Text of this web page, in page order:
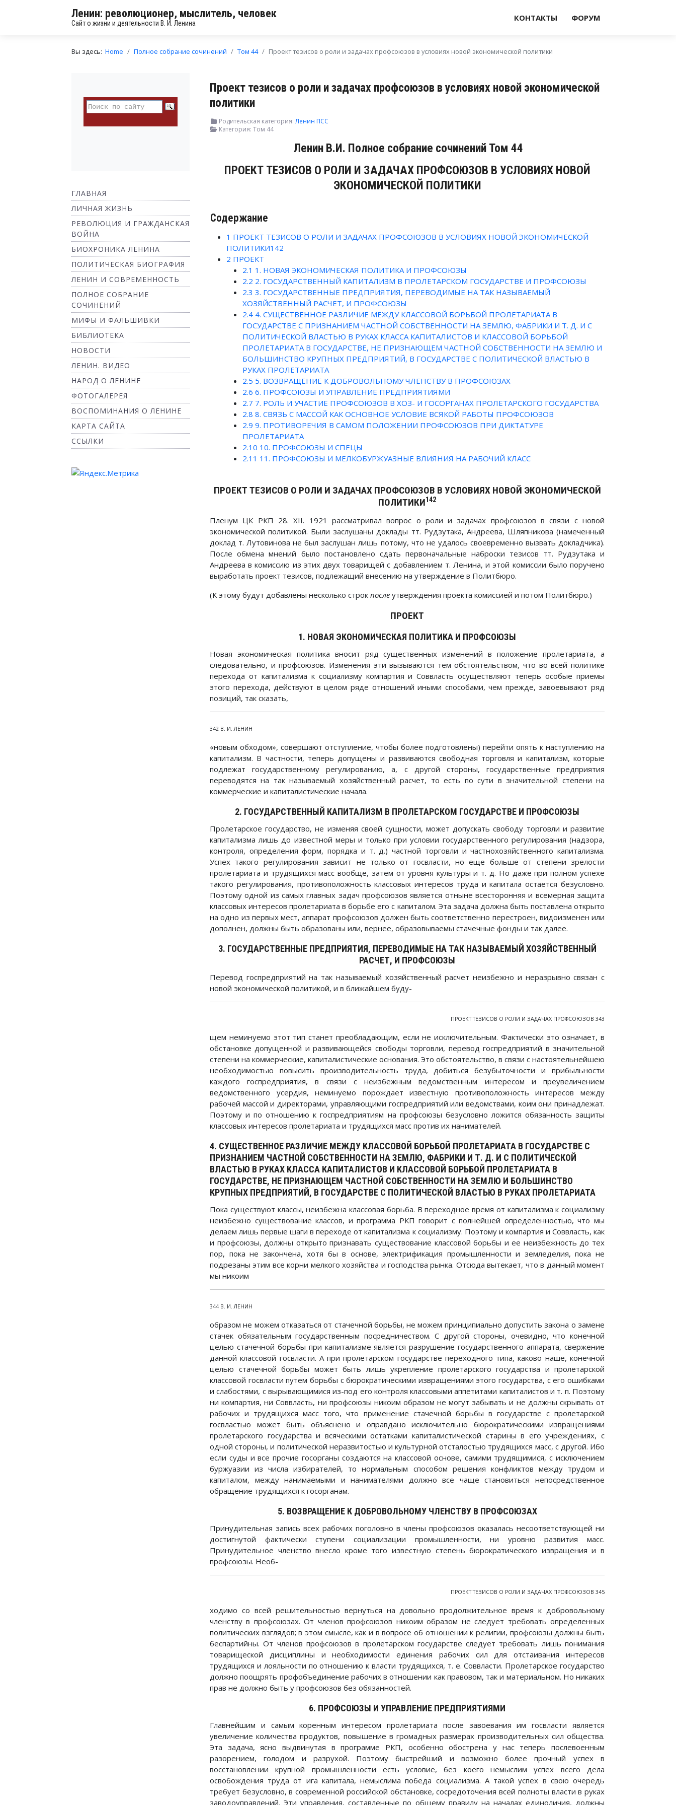
Ленин: революционер, мыслитель, человек
Сайт о жизни и деятельности В. И. Ленина
КОНТАКТЫ ФОРУМ
Вы здесь: Home Полное собрание сочинений Том 44 Проект тезисов о роли и задачах профсоюзов в условиях новой экономической политики
ГЛАВНАЯ
ЛИЧНАЯ ЖИЗНЬ
РЕВОЛЮЦИЯ И ГРАЖДАНСКАЯ
ВОЙНА
БИОХРОНИКА ЛЕНИНА
ПОЛИТИЧЕСКАЯ БИОГРАФИЯ
ЛЕНИН И СОВРЕМЕННОСТЬ
ПОЛНОЕ СОБРАНИЕ
СОЧИНЕНИЙ
МИФЫ И ФАЛЬШИВКИ
БИБЛИОТЕКА
НОВОСТИ
ЛЕНИН. ВИДЕО
НАРОД О ЛЕНИНЕ
ФОТОГАЛЕРЕЯ
ВОСПОМИНАНИЯ О ЛЕНИНЕ
КАРТА САЙТА
ССЫЛКИ
Проект тезисов о роли и задачах профсоюзов в условиях новой экономической
политики
Родительская категория:Ленин ПСС
Категория: Том 44
Ленин В.И. Полное собрание сочинений Том 44
ПРОЕКТ ТЕЗИСОВ О РОЛИ И ЗАДАЧАХ ПРОФСОЮЗОВ В УСЛОВИЯХ НОВОЙ
ЭКОНОМИЧЕСКОЙ ПОЛИТИКИ
Содержание
1 ПРОЕКТ ТЕЗИСОВ О РОЛИ И ЗАДАЧАХ ПРОФСОЮЗОВ В УСЛОВИЯХ НОВОЙ ЭКОНОМИЧЕСКОЙ
ПОЛИТИКИ142
2 ПРОЕКТ
2.1 1. НОВАЯ ЭКОНОМИЧЕСКАЯ ПОЛИТИКА И ПРОФСОЮЗЫ
2.2 2. ГОСУДАРСТВЕННЫЙ КАПИТАЛИЗМ В ПРОЛЕТАРСКОМ ГОСУДАРСТВЕ И ПРОФСОЮЗЫ
2.3 3. ГОСУДАРСТВЕННЫЕ ПРЕДПРИЯТИЯ, ПЕРЕВОДИМЫЕ НА ТАК НАЗЫВАЕМЫЙ
ХОЗЯЙСТВЕННЫЙ РАСЧЕТ, И ПРОФСОЮЗЫ
2.4 4. СУЩЕСТВЕННОЕ РАЗЛИЧИЕ МЕЖДУ КЛАССОВОЙ БОРЬБОЙ ПРОЛЕТАРИАТА В
ГОСУДАРСТВЕ С ПРИЗНАНИЕМ ЧАСТНОЙ СОБСТВЕННОСТИ НА ЗЕМЛЮ, ФАБРИКИ И Т. Д. И С
ПОЛИТИЧЕСКОЙ ВЛАСТЬЮ В РУКАХ КЛАССА КАПИТАЛИСТОВ И КЛАССОВОЙ БОРЬБОЙ
ПРОЛЕТАРИАТА В ГОСУДАРСТВЕ, НЕ ПРИЗНАЮЩЕМ ЧАСТНОЙ СОБСТВЕННОСТИ НА ЗЕМЛЮ И
БОЛЬШИНСТВО КРУПНЫХ ПРЕДПРИЯТИЙ, В ГОСУДАРСТВЕ С ПОЛИТИЧЕСКОЙ ВЛАСТЬЮ В
РУКАХ ПРОЛЕТАРИАТА
2.5 5. ВОЗВРАЩЕНИЕ К ДОБРОВОЛЬНОМУ ЧЛЕНСТВУ В ПРОФСОЮЗАХ
2.6 6. ПРОФСОЮЗЫ И УПРАВЛЕНИЕ ПРЕДПРИЯТИЯМИ
2.7 7. РОЛЬ И УЧАСТИЕ ПРОФСОЮЗОВ В ХОЗ- И ГОСОРГАНАХ ПРОЛЕТАРСКОГО ГОСУДАРСТВА
2.8 8. СВЯЗЬ С МАССОЙ КАК ОСНОВНОЕ УСЛОВИЕ ВСЯКОЙ РАБОТЫ ПРОФСОЮЗОВ
2.9 9. ПРОТИВОРЕЧИЯ В САМОМ ПОЛОЖЕНИИ ПРОФСОЮЗОВ ПРИ ДИКТАТУРЕ
ПРОЛЕТАРИАТА
2.10 10. ПРОФСОЮЗЫ И СПЕЦЫ
2.11 11. ПРОФСОЮЗЫ И МЕЛКОБУРЖУАЗНЫЕ ВЛИЯНИЯ НА РАБОЧИЙ КЛАСС
ПРОЕКТ ТЕЗИСОВ О РОЛИ И ЗАДАЧАХ ПРОФСОЮЗОВ В УСЛОВИЯХ НОВОЙ ЭКОНОМИЧЕСКОЙ
ПОЛИТИКИ142
Пленум ЦК РКП 28. XII. 1921 рассматривал вопрос о роли и задачах профсоюзов в связи с новой
экономической политикой. Были заслушаны доклады тт. Рудзутака, Андреева, Шляпникова (намеченный
доклад т. Лутовинова не был заслушан лишь потому, что не удалось своевременно вызвать докладчика).
После обмена мнений было постановлено сдать первоначальные наброски тезисов тт. Рудзутака и
Андреева в комиссию из этих двух товарищей с добавлением т. Ленина, и этой комиссии было поручено
выработать проект тезисов, подлежащий внесению на утверждение в Политбюро.
(К этому будут добавлены несколько строк после утверждения проекта комиссией и потом Политбюро.)
ПРОЕКТ
1. НОВАЯ ЭКОНОМИЧЕСКАЯ ПОЛИТИКА И ПРОФСОЮЗЫ
Новая экономическая политика вносит ряд существенных изменений в положение пролетариата, а
следовательно, и профсоюзов. Изменения эти вызываются тем обстоятельством, что во всей политике
перехода от капитализма к социализму компартия и Соввласть осуществляют теперь особые приемы
этого перехода, действуют в целом ряде отношений иными способами, чем прежде, завоевывают ряд
позиций, так сказать,
342 В. И. ЛЕНИН
«новым обходом», совершают отступление, чтобы более подготовлены) перейти опять к наступлению на
капитализм. В частности, теперь допущены и развиваются свободная торговля и капитализм, которые
подлежат государственному регулированию, а, с другой стороны, государственные предприятия
переводятся на так называемый хозяйственный расчет, то есть по сути в значительной степени на
коммерческие и капиталистические начала.
2. ГОСУДАРСТВЕННЫЙ КАПИТАЛИЗМ В ПРОЛЕТАРСКОМ ГОСУДАРСТВЕ И ПРОФСОЮЗЫ
Пролетарское государство, не изменяя своей сущности, может допускать свободу торговли и развитие
капитализма лишь до известной меры и только при условии государственного регулирования (надзора,
контроля, определения форм, порядка и т. д.) частной торговли и частнохозяйственного капитализма.
Успех такого регулирования зависит не только от госвласти, но еще больше от степени зрелости
пролетариата и трудящихся масс вообще, затем от уровня культуры и т. д. Но даже при полном успехе
такого регулирования, противоположность классовых интересов труда и капитала остается безусловно.
Поэтому одной из самых главных задач профсоюзов является отныне всесторонняя и всемерная защита
классовых интересов пролетариата в борьбе его с капиталом. Эта задача должна быть поставлена открыто
на одно из первых мест, аппарат профсоюзов должен быть соответственно перестроен, видоизменен или
дополнен, должны быть образованы или, вернее, образовываемы стачечные фонды и так далее.
3. ГОСУДАРСТВЕННЫЕ ПРЕДПРИЯТИЯ, ПЕРЕВОДИМЫЕ НА ТАК НАЗЫВАЕМЫЙ ХОЗЯЙСТВЕННЫЙ
РАСЧЕТ, И ПРОФСОЮЗЫ
Перевод госпредприятий на так называемый хозяйственный расчет неизбежно и неразрывно связан с
новой экономической политикой, и в ближайшем буду-
ПРОЕКТ ТЕЗИСОВ О РОЛИ И ЗАДАЧАХ ПРОФСОЮЗОВ 343
щем неминуемо этот тип станет преобладающим, если не исключительным. Фактически это означает, в
обстановке допущенной и развивающейся свободы торговли, перевод госпредприятий в значительной
степени на коммерческие, капиталистические основания. Это обстоятельство, в связи с настоятельнейшею
необходимостью повысить производительность труда, добиться безубыточности и прибыльности
каждого госпредприятия, в связи с неизбежным ведомственным интересом и преувеличением
ведомственного усердия, неминуемо порождает известную противоположность интересов между
рабочей массой и директорами, управляющими госпредприятий или ведомствами, коим они принадлежат.
Поэтому и по отношению к госпредприятиям на профсоюзы безусловно ложится обязанность защиты
классовых интересов пролетариата и трудящихся масс против их нанимателей.
4. СУЩЕСТВЕННОЕ РАЗЛИЧИЕ МЕЖДУ КЛАССОВОЙ БОРЬБОЙ ПРОЛЕТАРИАТА В ГОСУДАРСТВЕ С
ПРИЗНАНИЕМ ЧАСТНОЙ СОБСТВЕННОСТИ НА ЗЕМЛЮ, ФАБРИКИ И Т. Д. И С ПОЛИТИЧЕСКОЙ
ВЛАСТЬЮ В РУКАХ КЛАССА КАПИТАЛИСТОВ И КЛАССОВОЙ БОРЬБОЙ ПРОЛЕТАРИАТА В
ГОСУДАРСТВЕ, НЕ ПРИЗНАЮЩЕМ ЧАСТНОЙ СОБСТВЕННОСТИ НА ЗЕМЛЮ И БОЛЬШИНСТВО
КРУПНЫХ ПРЕДПРИЯТИЙ, В ГОСУДАРСТВЕ С ПОЛИТИЧЕСКОЙ ВЛАСТЬЮ В РУКАХ ПРОЛЕТАРИАТА
Пока существуют классы, неизбежна классовая борьба. В переходное время от капитализма к социализму
неизбежно существование классов, и программа РКП говорит с полнейшей определенностью, что мы
делаем лишь первые шаги в переходе от капитализма к социализму. Поэтому и компартия и Соввласть, как
и профсоюзы, должны открыто признавать существование классовой борьбы и ее неизбежность до тех
пор, пока не закончена, хотя бы в основе, электрификация промышленности и земледелия, пока не
подрезаны этим все корни мелкого хозяйства и господства рынка. Отсюда вытекает, что в данный момент
мы никоим
344 В. И. ЛЕНИН
образом не можем отказаться от стачечной борьбы, не можем принципиально допустить закона о замене
стачек обязательным государственным посредничеством. С другой стороны, очевидно, что конечной
целью стачечной борьбы при капитализме является разрушение государственного аппарата, свержение
данной классовой госвласти. А при пролетарском государстве переходного типа, каково наше, конечной
целью стачечной борьбы может быть лишь укрепление пролетарского государства и пролетарской
классовой госвласти путем борьбы с бюрократическими извращениями этого государства, с его ошибками
и слабостями, с вырывающимися из-под его контроля классовыми аппетитами капиталистов и т. п. Поэтому
ни компартия, ни Соввласть, ни профсоюзы никоим образом не могут забывать и не должны скрывать от
рабочих и трудящихся масс того, что применение стачечной борьбы в государстве с пролетарской
госвластью может быть объяснено и оправдано исключительно бюрократическими извращениями
пролетарского государства и всяческими остатками капиталистической старины в его учреждениях, с
одной стороны, и политической неразвитостью и культурной отсталостью трудящихся масс, с другой. Ибо
если суды и все прочие госорганы создаются на классовой основе, самими трудящимися, с исключением
буржуазии из числа избирателей, то нормальным способом решения конфликтов между трудом и
капиталом, между нанимаемыми и нанимателями должно все чаще становиться непосредственное
обращение трудящихся к госорганам.
5. ВОЗВРАЩЕНИЕ К ДОБРОВОЛЬНОМУ ЧЛЕНСТВУ В ПРОФСОЮЗАХ
Принудительная запись всех рабочих поголовно в члены профсоюзов оказалась несоответствующей ни
достигнутой фактически ступени социализации промышленности, ни уровню развития масс.
Принудительное членство внесло кроме того известную степень бюрократического извращения и в
профсоюзы. Необ-
ПРОЕКТ ТЕЗИСОВ О РОЛИ И ЗАДАЧАХ ПРОФСОЮЗОВ 345
ходимо со всей решительностью вернуться на довольно продолжительное время к добровольному
членству в профсоюзах. От членов профсоюзов никоим образом не следует требовать определенных
политических взглядов; в этом смысле, как и в вопросе об отношении к религии, профсоюзы должны быть
беспартийны. От членов профсоюзов в пролетарском государстве следует требовать лишь понимания
товарищеской дисциплины и необходимости единения рабочих сил для отстаивания интересов
трудящихся и лояльности по отношению к власти трудящихся, т. е. Соввласти. Пролетарское государство
должно поощрять профобъединение рабочих в отношении как правовом, так и материальном. Но никаких
прав не должно быть у профсоюзов без обязанностей.
6. ПРОФСОЮЗЫ И УПРАВЛЕНИЕ ПРЕДПРИЯТИЯМИ
Главнейшим и самым коренным интересом пролетариата после завоевания им госвласти является
увеличение количества продуктов, повышение в громадных размерах производительных сил общества.
Эта задача, ясно выдвинутая в программе РКП, особенно обострена у нас теперь послевоенным
разорением, голодом и разрухой. Поэтому быстрейший и возможно более прочный успех в
восстановлении крупной промышленности есть условие, без коего немыслим успех всего дела
освобождения труда от ига капитала, немыслима победа социализма. А такой успех в свою очередь
требует безусловно, в современной российской обстановке, сосредоточения всей полноты власти в руках
заводоуправлений. Эти управления, составленные по общему правилу на началах единоличия, должны